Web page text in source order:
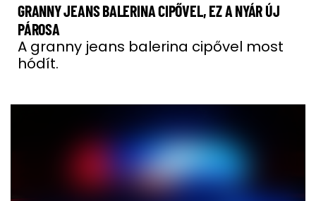
GRANNY JEANS BALERINA CIPŐVEL, EZ A NYÁR ÚJ
PÁROSA
A granny jeans balerina cipővel most
hódít.